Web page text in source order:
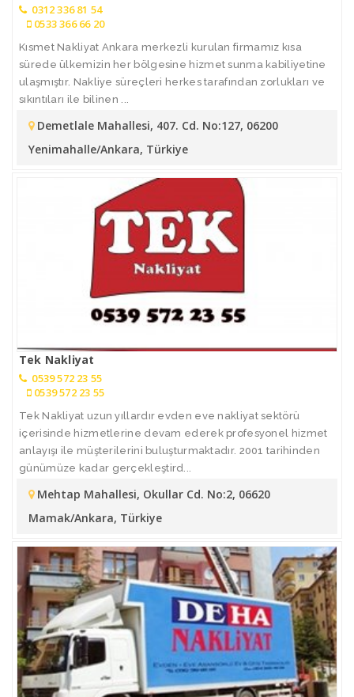
0312 336 81 54
0533 366 66 20
Kısmet Nakliyat Ankara merkezli kurulan firmamız kısa
sürede ülkemizin her bölgesine hizmet sunma kabiliyetine
ulaşmıştır. Nakliye süreçleri herkes tarafından zorlukları ve
sıkıntıları ile bilinen ...
Demetlale Mahallesi, 407. Cd. No:127, 06200
Yenimahalle/Ankara, Türkiye
Tek Nakliyat
0539 572 23 55
0539 572 23 55
Tek Nakliyat uzun yıllardır evden eve nakliyat sektörü
içerisinde hizmetlerine devam ederek profesyonel hizmet
anlayışı ile müşterilerini buluşturmaktadır. 2001 tarihinden
günümüze kadar gerçekleştird...
Mehtap Mahallesi, Okullar Cd. No:2, 06620
Mamak/Ankara, Türkiye